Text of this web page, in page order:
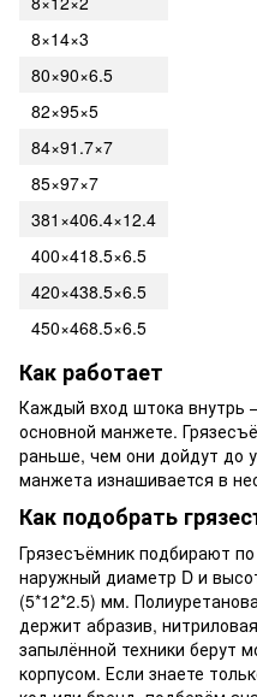
8×14×3
80×90×6.5
82×95×5
84×91.7×7
85×97×7
381×406.4×12.4
400×418.5×6.5
420×438.5×6.5
450×468.5×6.5
Как работает
Каждый вход штока внутрь
основной манжете.
раньше, чем они дойдут до
манжета изнашивается в
Как подобрать
Грязесъёмник подбирают
наружный диаметр D и
(5*12*2.5) мм.
держит абразив,
запылённой техники берут
корпусом. Если знаете